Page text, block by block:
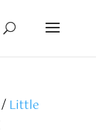
/Little